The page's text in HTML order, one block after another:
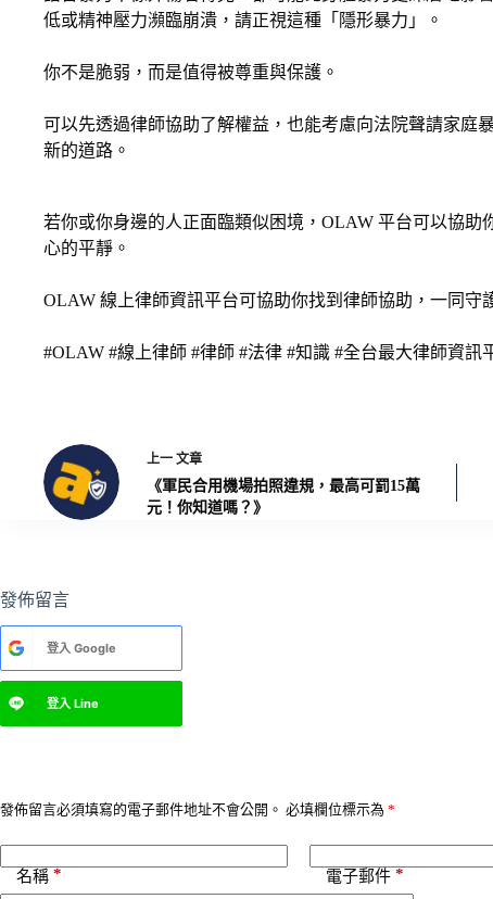
低或精神壓力瀕臨崩潰，請正視這種「隱形暴力」。
你不是脆弱，而是值得被尊重與保護。
可以先透過律師協助了解權益，也能考慮向法院聲請家庭
新的道路。
若你或你身邊的人正面臨類似困境，OLAW 平台可以協
心的平靜。
OLAW 線上律師資訊平台可協助你找到律師協助，一同守
#OLAW #線上律師 #律師 #法律 #知識 #全台最大律師資訊
上一 文章
《軍民合用機場拍照違規，最高可罰15萬
元！你知道嗎？》
發佈留言
登入 Google
登入 Line
發佈留言必須填寫的電子郵件地址不會公開。 必填欄位標示為 *
名稱 * 電子郵件 *
A
t
n
v
: